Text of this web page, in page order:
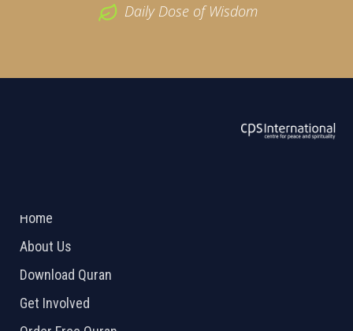
Daily Dose of Wisdom
Home
About Us
Download Quran
Get Involved